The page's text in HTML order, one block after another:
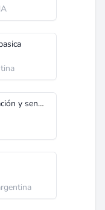
Muy buena explicación y sencilla de entender.